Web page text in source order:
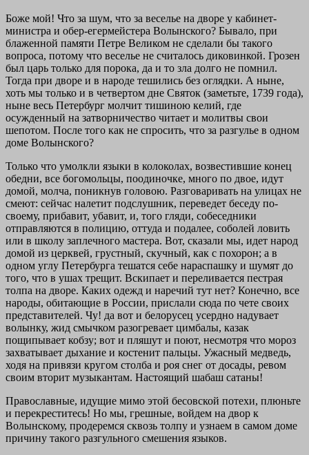
Боже мой! Что за шум, что за веселье на дворе у кабинет-
министра и обер-егермейстера Волынского? Бывало, при
блаженной памяти Петре Великом не сделали бы такого
вопроса, потому что веселье не считалось диковинкой. Грозен
был царь только для порока, да и то зла долго не помнил.
Тогда при дворе и в народе тешились без оглядки. А ныне,
хоть мы только и в четвертом дне Святок (заметьте, 1739 года),
ныне весь Петербург молчит тишиною келий, где
осужденный на затворничество читает и молитвы свои
шепотом. После того как не спросить, что за разгулье в одном
доме Волынского?
Только что умолкли языки в колоколах, возвестившие конец
обедни, все богомольцы, поодиночке, много по двое, идут
домой, молча, поникнув головою. Разговаривать на улицах не
смеют: сейчас налетит подслушник, переведет беседу по-
своему, прибавит, убавит, и, того гляди, собеседники
отправляются в полицию, оттуда и подалее, соболей ловить
или в школу заплечного мастера. Вот, сказали мы, идет народ
домой из церквей, грустный, скучный, как с похорон; а в
одном углу Петербурга тешатся себе нараспашку и шумят до
того, что в ушах трещит. Вскипает и переливается пестрая
толпа на дворе. Каких одежд и наречий тут нет? Конечно, все
народы, обитающие в России, прислали сюда по чете своих
представителей. Чу! да вот и белорусец усердно надувает
волынку, жид смычком разогревает цимбалы, казак
пощипывает кобзу; вот и пляшут и поют, несмотря что мороз
захватывает дыхание и костенит пальцы. Ужасный медведь,
ходя на привязи кругом столба и роя снег от досады, ревом
своим вторит музыкантам. Настоящий шабаш сатаны!
Православные, идущие мимо этой бесовской потехи, плюньте
и перекреститесь! Но мы, грешные, войдем на двор к
Волынскому, продеремся сквозь толпу и узнаем в самом доме
причину такого разгульного смешения языков.